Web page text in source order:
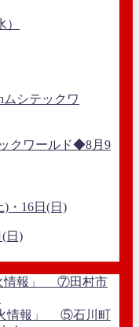
クワールド◆8月9
日)
火情報」 ⑦田村市
火情報」 ⑤石川町